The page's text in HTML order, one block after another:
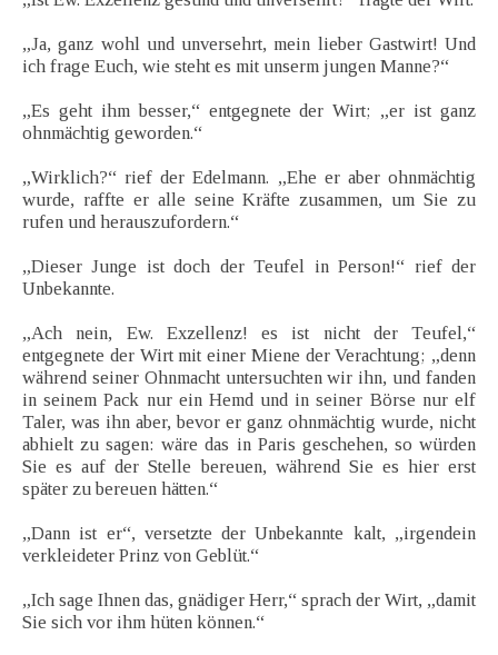
„Ja, ganz wohl und unversehrt, mein lieber Gastwirt! Und
ich frage Euch, wie steht es mit unserm jungen Manne?“
„Es geht ihm besser,“ entgegnete der Wirt; „er ist ganz
ohnmächtig geworden.“
„Wirklich?“ rief der Edelmann. „Ehe er aber ohnmächtig
wurde, raffte er alle seine Kräfte zusammen, um Sie zu
rufen und herauszufordern.“
„Dieser Junge ist doch der Teufel in Person!“ rief der
Unbekannte.
„Ach nein, Ew. Exzellenz! es ist nicht der Teufel,“
entgegnete der Wirt mit einer Miene der Verachtung; „denn
während seiner Ohnmacht untersuchten wir ihn, und fanden
in seinem Pack nur ein Hemd und in seiner Börse nur elf
Taler, was ihn aber, bevor er ganz ohnmächtig wurde, nicht
abhielt zu sagen: wäre das in Paris geschehen, so würden
Sie es auf der Stelle bereuen, während Sie es hier erst
später zu bereuen hätten.“
„Dann ist er“, versetzte der Unbekannte kalt, „irgendein
verkleideter Prinz von Geblüt.“
„Ich sage Ihnen das, gnädiger Herr,“ sprach der Wirt, „damit
Sie sich vor ihm hüten können.“